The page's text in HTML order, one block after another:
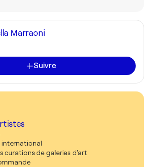
Marraoni
Suivre
international
curations de galeries d'art